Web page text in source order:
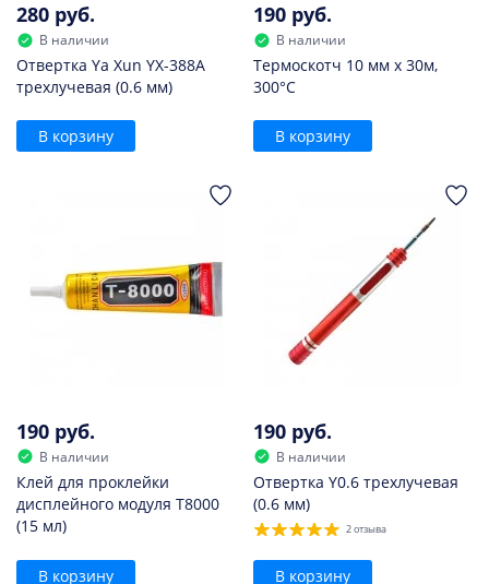
280 руб.
В наличии
Отвертка Ya Xun YX-388A
трехлучевая (0.6 мм)
В корзину
190 руб.
В наличии
Термоскотч 10 мм х 30м,
300°С
В корзину
190 руб.
В наличии
Клей для проклейки
дисплейного модуля T8000
(15 мл)
В корзину
190 руб.
В наличии
Отвертка Y0.6 трехлучевая
(0.6 мм)
2 отзыва
В корзину